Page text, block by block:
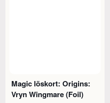
Magic löskort: Origins:
Vryn Wingmare (Foil)